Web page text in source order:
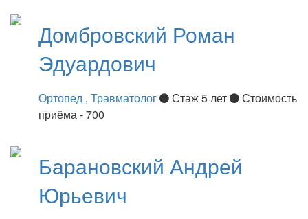
Домбровский Роман
Эдуардович
Ортопед , Травматолог Стаж 5 лет
Стоимость
приёма - 700
Барановский Андрей
Юрьевич